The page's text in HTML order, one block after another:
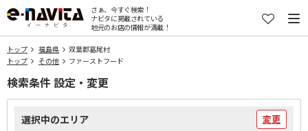
さぁ、今すぐ検索！
ナビタに掲載されている
地元のお店の情報が満載！
トップ 福島県
双葉郡葛尾村
トップ
その他 ファーストフード
検索条件 設定・変更
選択中のエリア 変更